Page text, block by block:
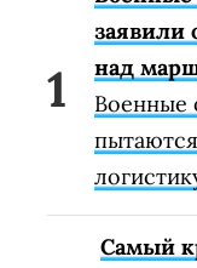
заявили
над
Военные
Самый